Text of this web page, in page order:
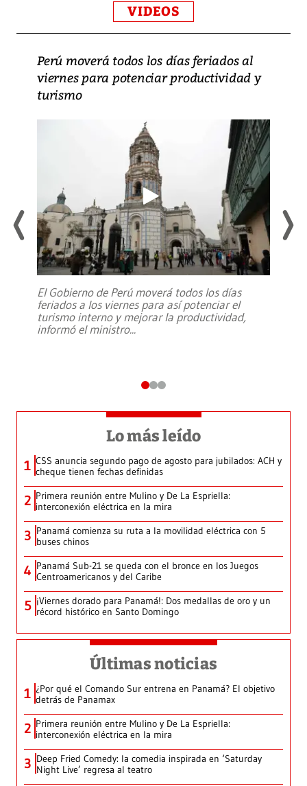
VIDEOS
Perú moverá todos los días feriados al
viernes para potenciar productividad y
turismo
El Gobierno de Perú moverá todos los días
feriados a los viernes para así potenciar el
turismo interno y mejorar la productividad,
informó el ministro...
Lo más leído
1 CSS anuncia segundo pago de agosto para jubilados: ACH y
cheque tienen fechas definidas
2 Primera reunión entre Mulino y De La Espriella:
interconexión eléctrica en la mira
3 Panamá comienza su ruta a la movilidad eléctrica con 5
buses chinos
4 Panamá Sub-21 se queda con el bronce en los Juegos
Centroamericanos y del Caribe
5 ¡Viernes dorado para Panamá!: Dos medallas de oro y un
récord histórico en Santo Domingo
Últimas noticias
1 ¿Por qué el Comando Sur entrena en Panamá? El objetivo
detrás de Panamax
2 Primera reunión entre Mulino y De La Espriella:
interconexión eléctrica en la mira
3 Deep Fried Comedy: la comedia inspirada en ‘Saturday
Night Live’ regresa al teatro